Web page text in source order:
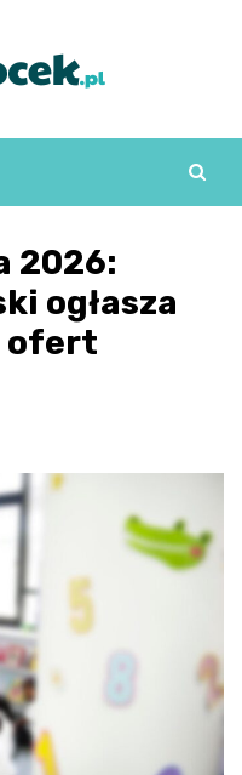
2026:
ogłasza
ofert